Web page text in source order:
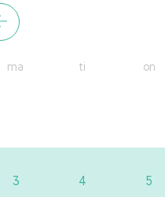
ma ti on
3 4 5